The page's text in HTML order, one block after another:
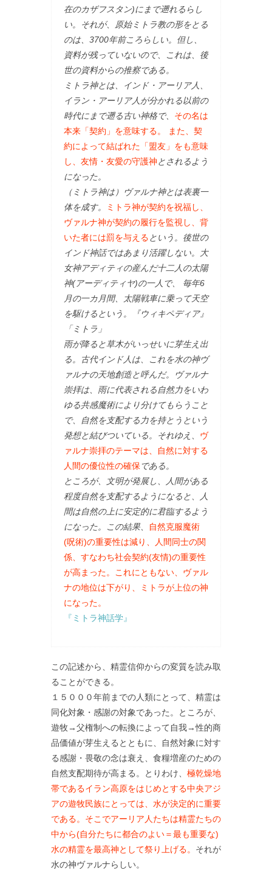
在のカザフスタン)にまで遡れるらし
い。それが、原始ミトラ教の形をとる
のは、3700年前ころらしい。但し、
資料が残っていないので、これは、後
世の資料からの推察である。
ミトラ神とは、インド・アーリア人、
イラン・アーリア人が分かれる以前の
時代にまで遡る古い神格で、 その名は
本来「契約」を意味する。 また、契
約によって結ばれた「盟友」をも意味
し、友情・友愛の守護神 とされるよう
になった。
（ミトラ神は）ヴァルナ神とは表裏一
体を成す。
ミトラ神が契約を祝福し、
ヴァルナ神が契約の履行を監視し、背
いた者には罰を与える という。後世の
インド神話ではあまり活躍しない。大
女神アディティの産んだ十二人の太陽
神(アーディティヤ)の一人で、 毎年6
月の一カ月間、太陽戦車に乗って天空
を駆けるという。『ウィキペディア』
「ミトラ」
雨が降ると草木がいっせいに芽生え出
る。古代インド人は、これを水の神ヴ
ァルナの天地創造と呼んだ。ヴァルナ
崇拝は、雨に代表される自然力をいわ
ゆる共感魔術により分けてもらうこと
で、自然を支配する力を持とうという
発想と結びついている。それゆえ、 ヴ
ァルナ崇拝のテーマは、自然に対する
人間の優位性の確保である。
ところが、文明が発展し、人間がある
程度自然を支配するようになると、人
間は自然の上に安定的に君臨するよう
になった。この結果、
自然克服魔術
(呪術)の重要性は減り、人間同士の関
係、すなわち社会契約(友情)の重要性
が高まった。これにともない、ヴァル
ナの地位は下がり、ミトラが上位の神
になった。
『ミトラ神話学』
この記述から、精霊信仰からの変質を読み取
ることができる。
１５０００年前までの人類にとって、精霊は
同化対象・感謝の対象であった。ところが、
遊牧→父権制への転換によって自我→性的商
品価値が芽生えるとともに、自然対象に対す
る感謝・畏敬の念は衰え、食糧増産のための
自然支配期待が高まる。とりわけ、 極乾燥地
帯であるイラン高原をはじめとする中央アジ
アの遊牧民族にとっては、水が決定的に重要
である。そこでアーリア人たちは精霊たちの
中から(自分たちに都合のよい＝最も重要な)
水の精霊を最高神として祭り上げる。 それが
水の神ヴァルナらしい。